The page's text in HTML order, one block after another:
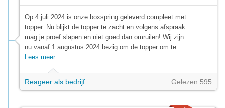
Op 4 juli 2024 is onze boxspring geleverd compleet met
topper. Nu blijkt de topper te zacht en volgens afspraak
mag je proef slapen en niet goed dan omruilen! Wij zijn
nu vanaf 1 augustus 2024 bezig om de topper om te...
Lees meer
Reageer als bedrijf Gelezen 595